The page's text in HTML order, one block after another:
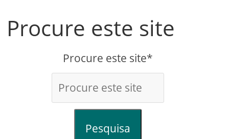
Procure este site
Procure este site*
Pesquisa